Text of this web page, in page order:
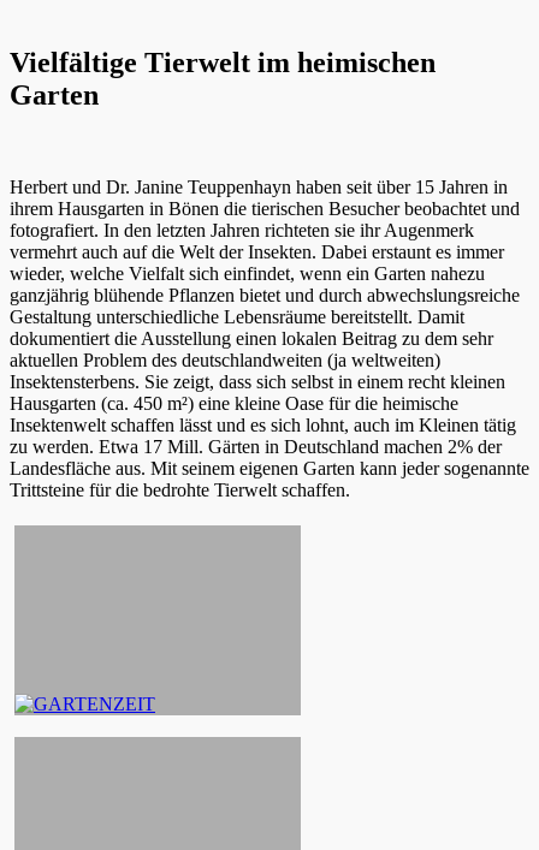
Vielfältige Tierwelt im heimischen
Garten
Herbert und Dr. Janine Teuppenhayn haben seit über 15 Jahren in
ihrem Hausgarten in Bönen die tierischen Besucher beobachtet und
fotografiert. In den letzten Jahren richteten sie ihr Augenmerk
vermehrt auch auf die Welt der Insekten. Dabei erstaunt es immer
wieder, welche Vielfalt sich einfindet, wenn ein Garten nahezu
ganzjährig blühende Pflanzen bietet und durch abwechslungsreiche
Gestaltung unterschiedliche Lebensräume bereitstellt. Damit
dokumentiert die Ausstellung einen lokalen Beitrag zu dem sehr
aktuellen Problem des deutschlandweiten (ja weltweiten)
Insektensterbens. Sie zeigt, dass sich selbst in einem recht kleinen
Hausgarten (ca. 450 m²) eine kleine Oase für die heimische
Insektenwelt schaffen lässt und es sich lohnt, auch im Kleinen tätig
zu werden. Etwa 17 Mill. Gärten in Deutschland machen 2% der
Landesfläche aus. Mit seinem eigenen Garten kann jeder sogenannte
Trittsteine für die bedrohte Tierwelt schaffen.